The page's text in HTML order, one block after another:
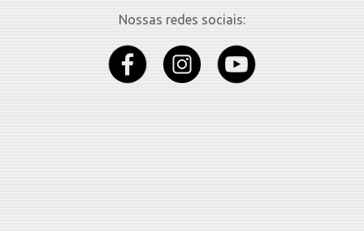
Nossas redes sociais: